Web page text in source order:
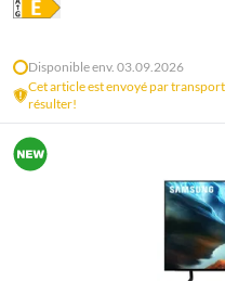
Disponible env. 03.09.2026
Cet article est envoyé par
résulter!